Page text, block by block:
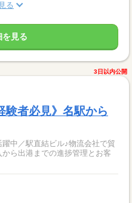
る
を見る
3日以内公開
験者必見》名駅から
中／駅直結ビル♪物流会社で貿
ら出港までの進捗管理とお客